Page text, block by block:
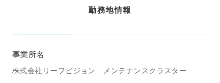
勤務地情報
事業所名
株式会社リーフビジョン メンテナンスクラスター